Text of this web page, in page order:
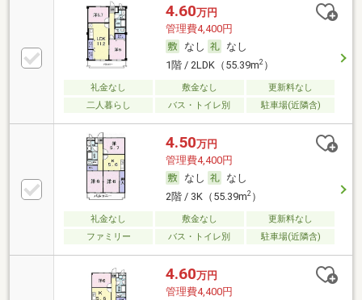
4.60万円
管理費4,400円
なし
なし
1階 / 2LDK（55.39m2）
礼金なし 敷金なし
更新料なし
二人暮らし
バス・トイレ別 駐車場(近隣含)
4.50万円
管理費4,400円
なし
なし
2階 / 3K（55.39m2）
礼金なし 敷金なし
更新料なし
ファミリー
バス・トイレ別 駐車場(近隣含)
4.60万円
管理費4,400円